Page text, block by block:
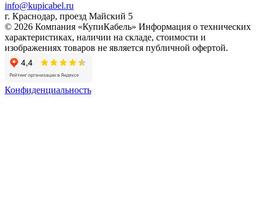
info@kupicabel.ru
г. Краснодар, проезд Майский 5
© 2026 Компания «КупиКабель» Информация о технических
характеристиках, наличии на складе, стоимости и
изображениях товаров не является публичной офертой.
Конфиденциальность